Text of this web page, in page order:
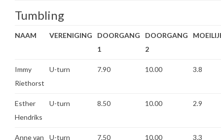
Tumbling
NAAM VERENIGING
DOORGANG
1
DOORGANG
2
Immy
Riethorst
U-turn 7.90 10.00 3.8
Esther
Hendriks
U-turn 8.50 10.00 2.9
Anne van U-turn 7.50 10.00 3.3